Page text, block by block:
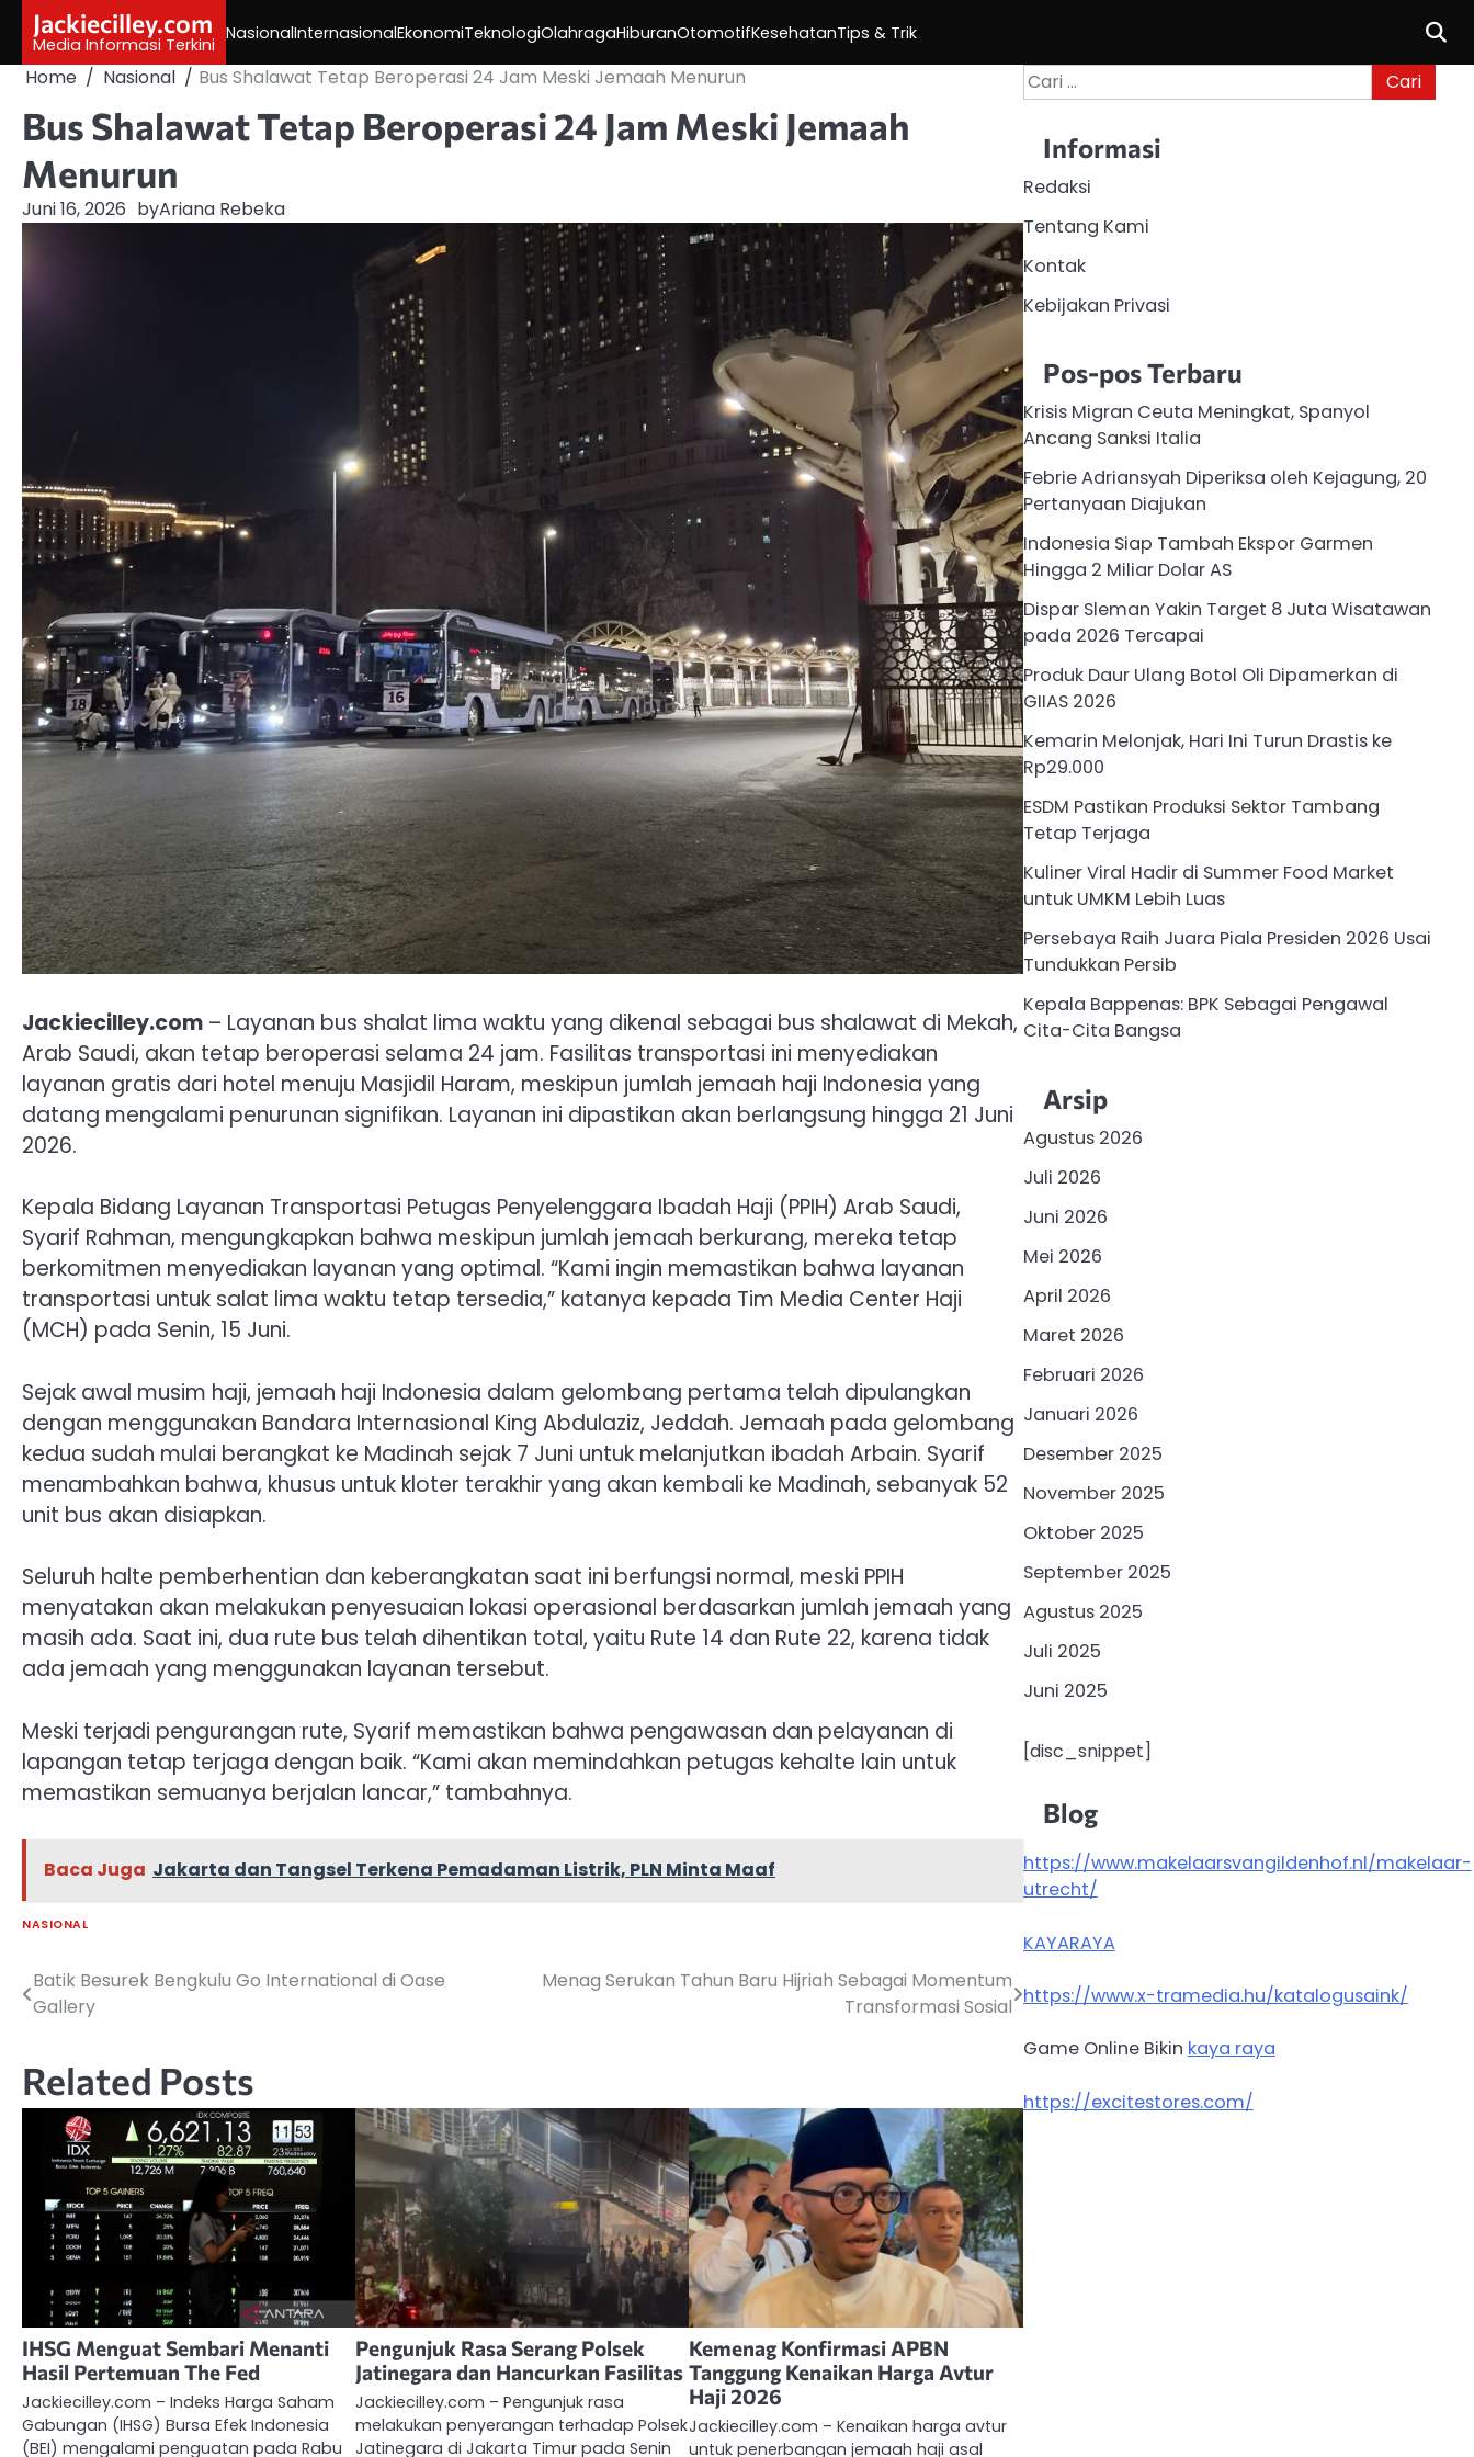
content
Jackiecilley.com
Media Informasi Terkini
NasionalInternasionalEkonomiTeknologiOlahragaHiburanOtomotifKesehatanTips & Trik
Home Nasional Bus Shalawat Tetap Beroperasi 24 Jam Meski Jemaah Menurun
Bus Shalawat Tetap Beroperasi 24 Jam Meski Jemaah
Menurun
Juni 16, 2026 byAriana Rebeka
Jackiecilley.com – Layanan bus shalat lima waktu yang dikenal sebagai bus shalawat di Mekah,
Arab Saudi, akan tetap beroperasi selama 24 jam. Fasilitas transportasi ini menyediakan
layanan gratis dari hotel menuju Masjidil Haram, meskipun jumlah jemaah haji Indonesia yang
datang mengalami penurunan signifikan. Layanan ini dipastikan akan berlangsung hingga 21 Juni
2026.
Kepala Bidang Layanan Transportasi Petugas Penyelenggara Ibadah Haji (PPIH) Arab Saudi,
Syarif Rahman, mengungkapkan bahwa meskipun jumlah jemaah berkurang, mereka tetap
berkomitmen menyediakan layanan yang optimal. “Kami ingin memastikan bahwa layanan
transportasi untuk salat lima waktu tetap tersedia,” katanya kepada Tim Media Center Haji
(MCH) pada Senin, 15 Juni.
Sejak awal musim haji, jemaah haji Indonesia dalam gelombang pertama telah dipulangkan
dengan menggunakan Bandara Internasional King Abdulaziz, Jeddah. Jemaah pada gelombang
kedua sudah mulai berangkat ke Madinah sejak 7 Juni untuk melanjutkan ibadah Arbain. Syarif
menambahkan bahwa, khusus untuk kloter terakhir yang akan kembali ke Madinah, sebanyak 52
unit bus akan disiapkan.
Seluruh halte pemberhentian dan keberangkatan saat ini berfungsi normal, meski PPIH
menyatakan akan melakukan penyesuaian lokasi operasional berdasarkan jumlah jemaah yang
masih ada. Saat ini, dua rute bus telah dihentikan total, yaitu Rute 14 dan Rute 22, karena tidak
ada jemaah yang menggunakan layanan tersebut.
Meski terjadi pengurangan rute, Syarif memastikan bahwa pengawasan dan pelayanan di
lapangan tetap terjaga dengan baik. “Kami akan memindahkan petugas kehalte lain untuk
memastikan semuanya berjalan lancar,” tambahnya.
Baca Juga Jakarta dan Tangsel Terkena Pemadaman Listrik, PLN Minta Maaf
NASIONAL
Navigasi
Batik Besurek Bengkulu Go International di Oase
Gallery
Menag Serukan Tahun Baru Hijriah Sebagai Momentum
Transformasi Sosial
Related Posts
IHSG Menguat Sembari Menanti
Hasil Pertemuan The Fed
Jackiecilley.com – Indeks Harga Saham
Gabungan (IHSG) Bursa Efek Indonesia
(BEI) mengalami penguatan pada Rabu
Pengunjuk Rasa Serang Polsek
Jatinegara dan Hancurkan Fasilitas
Jackiecilley.com – Pengunjuk rasa
melakukan penyerangan terhadap Polsek
Jatinegara di Jakarta Timur pada Senin
Kemenag Konfirmasi APBN
Tanggung Kenaikan Harga Avtur
Haji 2026
Jackiecilley.com – Kenaikan harga avtur
untuk penerbangan jemaah haji asal
Cari
untuk:
Informasi
Redaksi
Tentang Kami
Kontak
Kebijakan Privasi
Pos-pos Terbaru
Krisis Migran Ceuta Meningkat, Spanyol
Ancang Sanksi Italia
Febrie Adriansyah Diperiksa oleh Kejagung, 20
Pertanyaan Diajukan
Indonesia Siap Tambah Ekspor Garmen
Hingga 2 Miliar Dolar AS
Dispar Sleman Yakin Target 8 Juta Wisatawan
pada 2026 Tercapai
Produk Daur Ulang Botol Oli Dipamerkan di
GIIAS 2026
Kemarin Melonjak, Hari Ini Turun Drastis ke
Rp29.000
ESDM Pastikan Produksi Sektor Tambang
Tetap Terjaga
Kuliner Viral Hadir di Summer Food Market
untuk UMKM Lebih Luas
Persebaya Raih Juara Piala Presiden 2026 Usai
Tundukkan Persib
Kepala Bappenas: BPK Sebagai Pengawal
Cita-Cita Bangsa
Arsip
Agustus 2026
Juli 2026
Juni 2026
Mei 2026
April 2026
Maret 2026
Februari 2026
Januari 2026
Desember 2025
November 2025
Oktober 2025
September 2025
Agustus 2025
Juli 2025
Juni 2025
[disc_snippet]
Blog
https://www.makelaarsvangildenhof.nl/makelaar-
utrecht/
KAYARAYA
https://www.x-tramedia.hu/katalogusaink/
Game Online Bikin kaya raya
https://excitestores.com/